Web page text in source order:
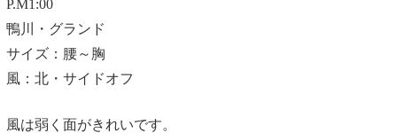
P.M1:00
鴨川・グランド
サイズ：腰～胸
風：北・サイドオフ
風は弱く面がきれいです。